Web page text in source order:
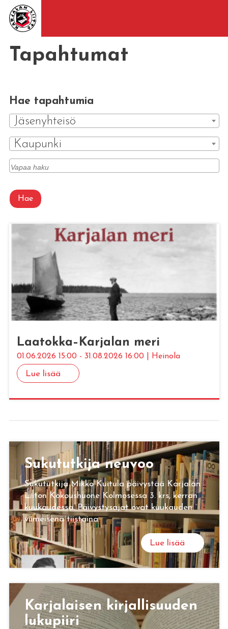
Tapahtumat
Hae tapahtumia
Jäsenyhteisö
Kaupunki
Hae
Laa­tok­ka–Kar­ja­lan meri
01.06.2026 15:00 - 31.08.2026 16:00 | Heinola
Lue lisää
Su­ku­tut­ki­ja neu­voo
Sukututkija Mikko Kuitula päivystää Karjalan
Liiton Kokoushuone Kolmosessa 3. krs, kerran
kuukaudessa. Päivystysajat ovat kuukauden
viimeisenä tiistaina.
Lue lisää
Kar­ja­lai­sen kir­jal­li­suu­den
lu­ku­pii­ri